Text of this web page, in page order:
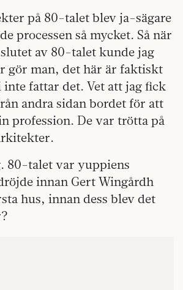
på 80-talet blev ja-sägare
processen så mycket. Så när
av 80-talet kunde jag
gör man, det här är faktiskt
inte fattar det. Vet att jag fick
andra sidan bordet för att
profession. De var trötta på
80-talet var yuppiens
innan Gert Wingårdh
hus, innan dess blev det